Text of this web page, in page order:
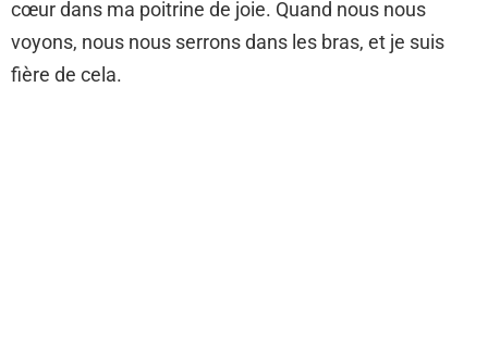
cœur dans ma poitrine de joie. Quand nous nous
voyons, nous nous serrons dans les bras, et je suis
fière de cela.